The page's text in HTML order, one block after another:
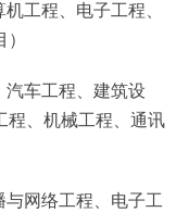
工程、电子工程、
车工程、建筑设
程、机械工程、通讯
网络工程、电子工